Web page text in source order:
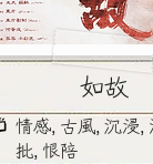
如故
情感, 古風, 沉浸,
批, 恨陪